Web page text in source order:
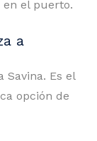
el puerto.
a
Savina. Es el
opción de